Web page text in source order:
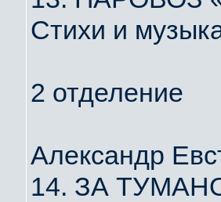
Стихи и
2 отделение
Александр
14. ЗА